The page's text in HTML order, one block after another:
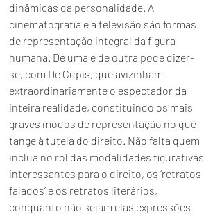
dinâmicas da personalidade. A
cinematografia e a televisão são formas
de representação integral da figura
humana. De uma e de outra pode dizer-
se, com De Cupis, que avizinham
extraordinariamente o espectador da
inteira realidade, constituindo os mais
graves modos de representação no que
tange à tutela do direito. Não falta quem
inclua no rol das modalidades figurativas
interessantes para o direito, os ‘retratos
falados’ e os retratos literários,
conquanto não sejam elas expressões